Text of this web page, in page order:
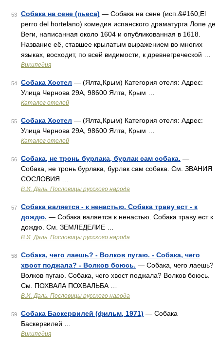
53 Собака на сене (пьеса) — Собака на сене (исп.&#160;El
perro del hortelano) комедия испанского драматурга Лопе де
Веги, написанная около 1604 и опубликованная в 1618.
Название её, ставшее крылатым выражением во многих
языках, восходит, по всей видимости, к древнегреческой …
Википедия
54 Собака Хостел — (Ялта,Крым) Категория отеля: Адрес:
Улица Чернова 29А, 98600 Ялта, Крым …
Каталог отелей
55 Собака Хостел — (Ялта,Крым) Категория отеля: Адрес:
Улица Чернова 29А, 98600 Ялта, Крым …
Каталог отелей
56 Собака, не тронь бурлака, бурлак сам собака. —
Собака, не тронь бурлака, бурлак сам собака. См. ЗВАНИЯ
СОСЛОВИЯ …
В.И. Даль. Пословицы русского народа
57
Собака валяется - к ненастью. Собака траву ест - к
дождю. — Собака валяется к ненастью. Собака траву ест к
дождю. См. ЗЕМЛЕДЕЛИЕ …
В.И. Даль. Пословицы русского народа
58
Собака, чего лаешь? - Волков пугаю. - Собака, чего
хвост поджала? - Волков боюсь. — Собака, чего лаешь?
Волков пугаю. Собака, чего хвост поджала? Волков боюсь.
См. ПОХВАЛА ПОХВАЛЬБА …
В.И. Даль. Пословицы русского народа
59 Собака Баскервилей (фильм, 1971) — Собака
Баскервилей …
Википедия